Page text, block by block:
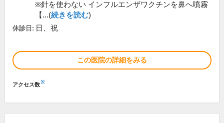
※針を使わない インフルエンザワクチンを鼻へ噴霧
【...(続きを読む)
休診日: 日、祝
この医院の詳細をみる
アクセス数※